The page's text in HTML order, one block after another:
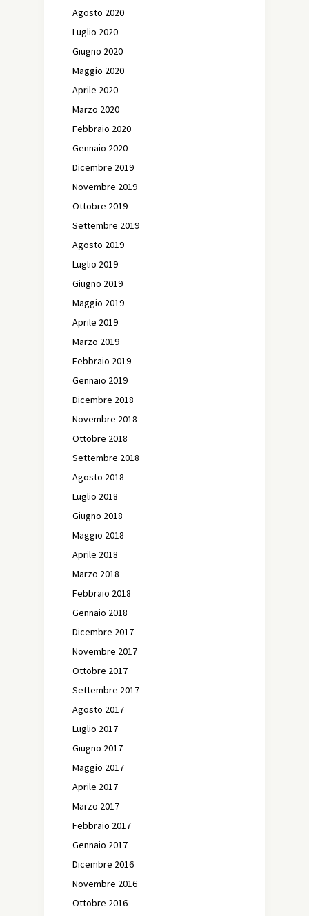
Agosto 2020
Luglio 2020
Giugno 2020
Maggio 2020
Aprile 2020
Marzo 2020
Febbraio 2020
Gennaio 2020
Dicembre 2019
Novembre 2019
Ottobre 2019
Settembre 2019
Agosto 2019
Luglio 2019
Giugno 2019
Maggio 2019
Aprile 2019
Marzo 2019
Febbraio 2019
Gennaio 2019
Dicembre 2018
Novembre 2018
Ottobre 2018
Settembre 2018
Agosto 2018
Luglio 2018
Giugno 2018
Maggio 2018
Aprile 2018
Marzo 2018
Febbraio 2018
Gennaio 2018
Dicembre 2017
Novembre 2017
Ottobre 2017
Settembre 2017
Agosto 2017
Luglio 2017
Giugno 2017
Maggio 2017
Aprile 2017
Marzo 2017
Febbraio 2017
Gennaio 2017
Dicembre 2016
Novembre 2016
Ottobre 2016